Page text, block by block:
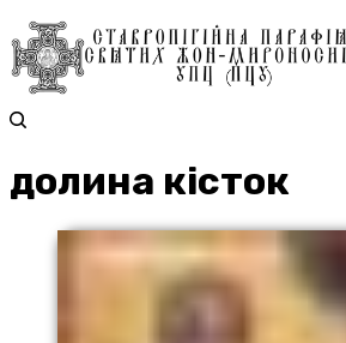
долина кісток